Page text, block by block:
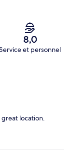
8,0
et personnel
location.